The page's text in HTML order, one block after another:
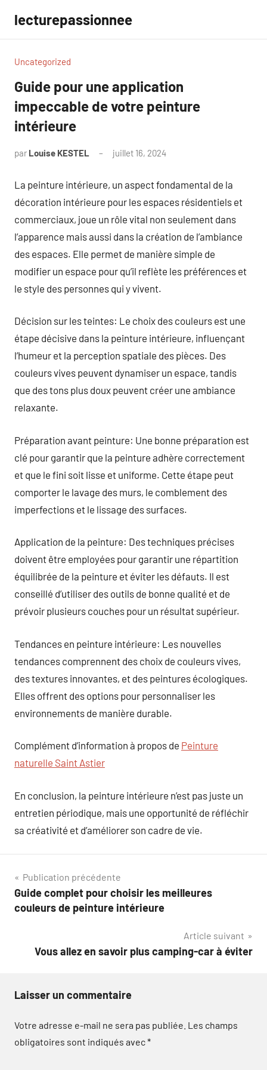
contenu
lecturepassionnee
Uncategorized
Guide pour une application
impeccable de votre peinture
intérieure
par Louise KESTEL juillet 16, 2024
La peinture intérieure, un aspect fondamental de la
décoration intérieure pour les espaces résidentiels et
commerciaux, joue un rôle vital non seulement dans
l’apparence mais aussi dans la création de l’ambiance
des espaces. Elle permet de manière simple de
modifier un espace pour qu’il reflète les préférences et
le style des personnes qui y vivent.
Décision sur les teintes: Le choix des couleurs est une
étape décisive dans la peinture intérieure, influençant
l’humeur et la perception spatiale des pièces. Des
couleurs vives peuvent dynamiser un espace, tandis
que des tons plus doux peuvent créer une ambiance
relaxante.
Préparation avant peinture: Une bonne préparation est
clé pour garantir que la peinture adhère correctement
et que le fini soit lisse et uniforme. Cette étape peut
comporter le lavage des murs, le comblement des
imperfections et le lissage des surfaces.
Application de la peinture: Des techniques précises
doivent être employées pour garantir une répartition
équilibrée de la peinture et éviter les défauts. Il est
conseillé d’utiliser des outils de bonne qualité et de
prévoir plusieurs couches pour un résultat supérieur.
Tendances en peinture intérieure: Les nouvelles
tendances comprennent des choix de couleurs vives,
des textures innovantes, et des peintures écologiques.
Elles offrent des options pour personnaliser les
environnements de manière durable.
Complément d’information à propos de Peinture
naturelle Saint Astier
En conclusion, la peinture intérieure n’est pas juste un
entretien périodique, mais une opportunité de réfléchir
sa créativité et d’améliorer son cadre de vie.
Navigation
de
Publication précédente
Guide complet pour choisir les meilleures
couleurs de peinture intérieure
Article suivant
Vous allez en savoir plus camping-car à éviter
Laisser un commentaire
Votre adresse e-mail ne sera pas publiée. Les champs
obligatoires sont indiqués avec*